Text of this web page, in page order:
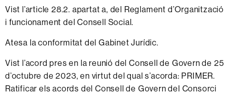
Vist l’article 28.2. apartat a, del Reglament d’Organització
i funcionament del Consell Social.
Atesa la conformitat del Gabinet Jurídic.
Vist l’acord pres en la reunió del Consell de Govern de 25
d’octubre de 2023, en virtut del qual s’acorda: PRIMER.
Ratificar els acords del Consell de Govern del Consorci